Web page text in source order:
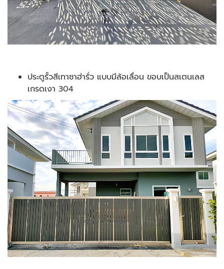
ประตูรั้วสีเทาซาฮ่ารั่ว แบบมีล้อเลื่อน ขอบเป็นสเตนเลส
เกรดเงา 304